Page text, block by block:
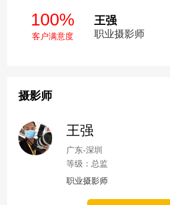
100%
客户满意度
王强
职业摄影师
摄影师
王强
广东-深圳
等级：总监
职业摄影师